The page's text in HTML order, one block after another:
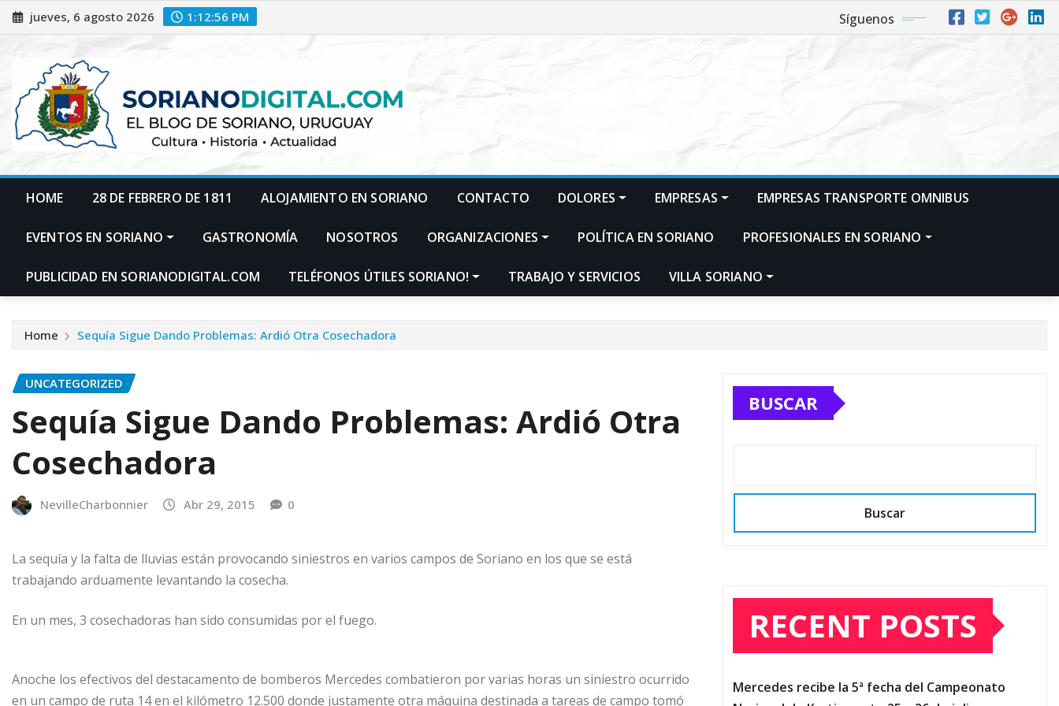
Skip
to
jueves, 6 agosto 2026 1:12:57 PM Síguenos
HOME 28 DE FEBRERO DE 1811 ALOJAMIENTO EN SORIANO CONTACTO DOLORES EMPRESAS EMPRESAS TRANSPORTE OMNIBUS
EVENTOS EN SORIANO GASTRONOMÍA NOSOTROS ORGANIZACIONES POLÍTICA EN SORIANO PROFESIONALES EN SORIANO
PUBLICIDAD EN SORIANODIGITAL.COM TELÉFONOS ÚTILES SORIANO! TRABAJO Y SERVICIOS VILLA SORIANO
Home Sequía Sigue Dando Problemas: Ardió Otra Cosechadora
UNCATEGORIZED
Sequía Sigue Dando Problemas: Ardió Otra
Cosechadora
NevilleCharbonnier Abr 29, 2015 0
La sequía y la falta de lluvias están provocando siniestros en varios campos de Soriano en los que se está
trabajando arduamente levantando la cosecha.
En un mes, 3 cosechadoras han sido consumidas por el fuego.
Anoche los efectivos del destacamento de bomberos Mercedes combatieron por varias horas un siniestro ocurrido
en un campo de ruta 14 en el kilómetro 12.500 donde justamente otra máquina destinada a tareas de campo tomó
BUSCAR
Buscar
RECENT POSTS
Mercedes recibe la 5ª fecha del Campeonato